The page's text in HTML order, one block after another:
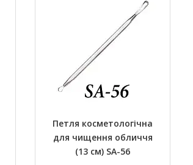
Петля косметологічна
для чищення обличчя
(13 см) SА-56